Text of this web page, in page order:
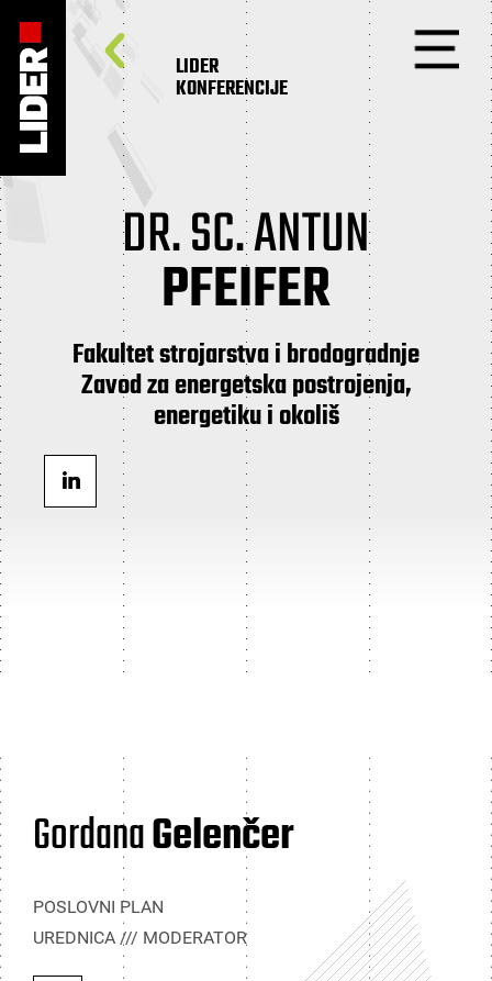
LIDER
KONFERENCIJE
DR. SC. ANTUN
PFEIFER
Fakultet strojarstva i brodogradnje
Zavod za energetska postrojenja,
energetiku i okoliš
GordanaGelenčer
POSLOVNI PLAN
UREDNICA /// MODERATOR